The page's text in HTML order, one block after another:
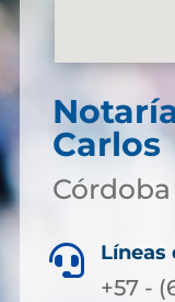
Carlos
Córdoba
 Líneas
+57 -